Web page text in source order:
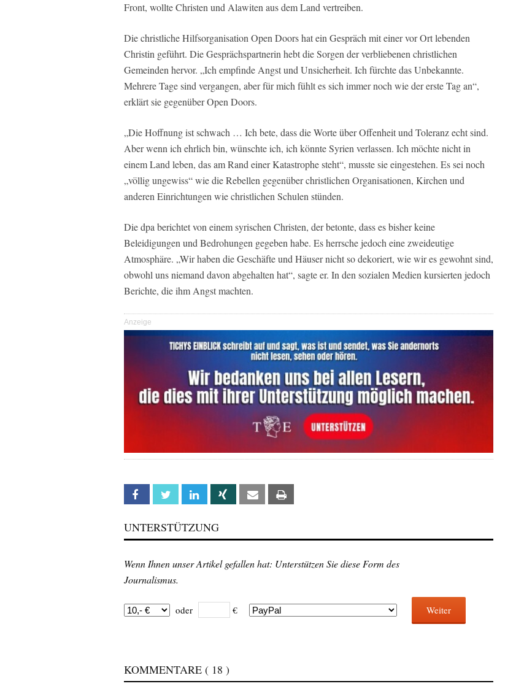
Front, wollte Christen und Alawiten aus dem Land vertreiben.
Die christliche Hilfsorganisation Open Doors hat ein Gespräch mit einer vor Ort lebenden
Christin geführt. Die Gesprächspartnerin hebt die Sorgen der verbliebenen christlichen
Gemeinden hervor. „Ich empfinde Angst und Unsicherheit. Ich fürchte das Unbekannte.
Mehrere Tage sind vergangen, aber für mich fühlt es sich immer noch wie der erste Tag an“,
erklärt sie gegenüber Open Doors.
„Die Hoffnung ist schwach … Ich bete, dass die Worte über Offenheit und Toleranz echt sind.
Aber wenn ich ehrlich bin, wünschte ich, ich könnte Syrien verlassen. Ich möchte nicht in
einem Land leben, das am Rand einer Katastrophe steht“, musste sie eingestehen. Es sei noch
„völlig ungewiss“ wie die Rebellen gegenüber christlichen Organisationen, Kirchen und
anderen Einrichtungen wie christlichen Schulen stünden.
Die dpa berichtet von einem syrischen Christen, der betonte, dass es bisher keine
Beleidigungen und Bedrohungen gegeben habe. Es herrsche jedoch eine zweideutige
Atmosphäre. „Wir haben die Geschäfte und Häuser nicht so dekoriert, wie wir es gewohnt sind,
obwohl uns niemand davon abgehalten hat“, sagte er. In den sozialen Medien kursierten jedoch
Berichte, die ihm Angst machten.
Anzeige
Facebook Twitter Linkedin Xing Email
UNTERSTÜTZUNG
Wenn Ihnen unser Artikel gefallen hat: Unterstützen Sie diese Form des
Journalismus.
oder € Weiter
KOMMENTARE ( 18 )